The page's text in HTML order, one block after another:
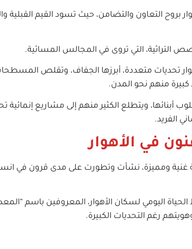
بروح التعاون والتضامن، حيث تسود القيم القبلية
التراثية، التي تروى في المجالس المسائية.
تحديات متعددة، أبرزها الجفاف، وتقلص المسطحات
كبيرة منهم نحو المدن.
أبنائها، ويتطلع الكثير منهم إلى مشاريع
الفريد.
في الأهوار
غنية ومميزة، نشأت وتطورت على مدى قرون في
اليومي لسكان الأهوار، المعروفين باسم
رغم التحديات الكبيرة.